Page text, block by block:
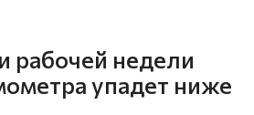
рабочей недели
упадет ниже